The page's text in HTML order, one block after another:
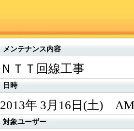
メンテナンス内容
ＮＴＴ回線工事
日時
2013年 3月16日(土)
対象ユーザー